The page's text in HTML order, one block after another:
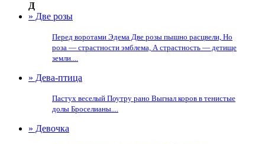
Д
» Две розы
Перед воротами Эдема Две розы пышно расцвели, Но
роза — страстности эмблема, А страстность — детище
земли....
» Дева-птица
Пастух веселый Поутру рано Выгнал коров в тенистые
долы Броселианы....
» Девочка